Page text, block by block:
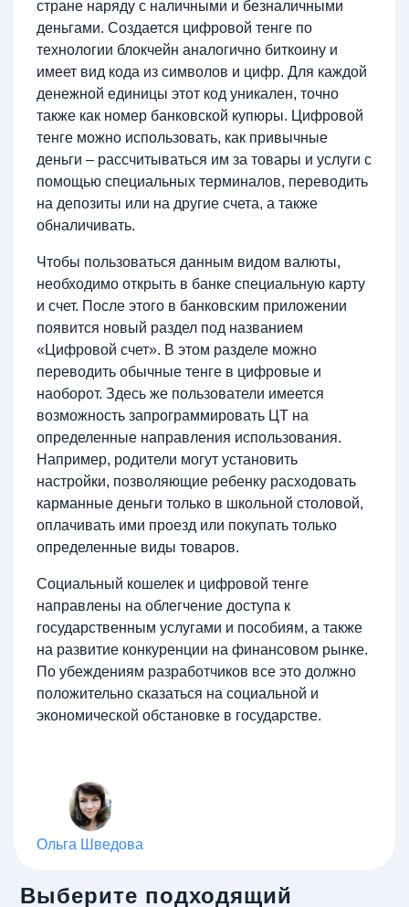
стране наряду с наличными и безналичными
деньгами. Создается цифровой тенге по
технологии блокчейн аналогично биткоину и
имеет вид кода из символов и цифр. Для каждой
денежной единицы этот код уникален, точно
также как номер банковской купюры. Цифровой
тенге можно использовать, как привычные
деньги – рассчитываться им за товары и услуги с
помощью специальных терминалов, переводить
на депозиты или на другие счета, а также
обналичивать.
Чтобы пользоваться данным видом валюты,
необходимо открыть в банке специальную карту
и счет. После этого в банковским приложении
появится новый раздел под названием
«Цифровой счет». В этом разделе можно
переводить обычные тенге в цифровые и
наоборот. Здесь же пользователи имеется
возможность запрограммировать ЦТ на
определенные направления использования.
Например, родители могут установить
настройки, позволяющие ребенку расходовать
карманные деньги только в школьной столовой,
оплачивать ими проезд или покупать только
определенные виды товаров.
Социальный кошелек и цифровой тенге
направлены на облегчение доступа к
государственным услугами и пособиям, а также
на развитие конкуренции на финансовом рынке.
По убеждениям разработчиков все это должно
положительно сказаться на социальной и
экономической обстановке в государстве.
Ольга Шведова
Выберите подходящий